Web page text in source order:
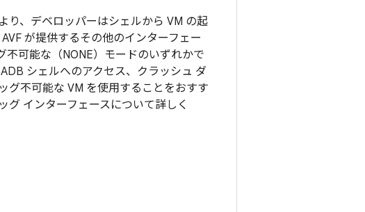
り、デベロッパーはシェルから VM の起
が提供するその他のインターフェー
可能な（NONE）モードのいずれかで
シェルへのアクセス、クラッシュ ダ
グ不可能な VM を使用することをおすす
グ インターフェースについて詳しく